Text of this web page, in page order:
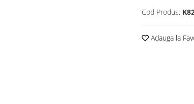
Cod Produs:
Adauga la